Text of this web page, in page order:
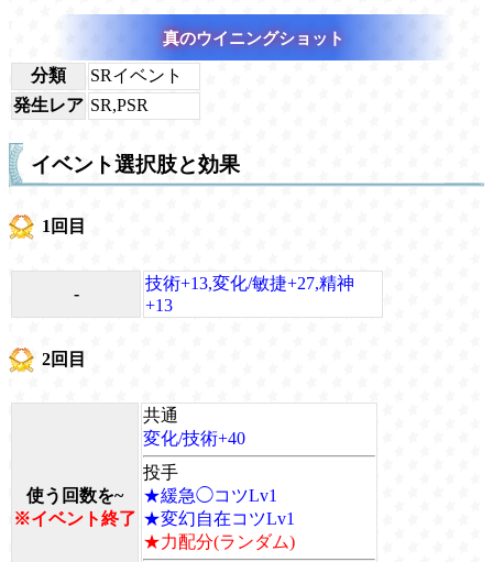
真のウイニングショット
分類
SRイベント
発生レア SR,PSR
イベント選択肢と効果
1回目
-
技術+13,変化/敏捷+27,精神
+13
2回目
使う回数を~
※イベント終了
共通
変化/技術+40
投手
★緩急◯コツLv1
★変幻自在コツLv1
★力配分(ランダム)